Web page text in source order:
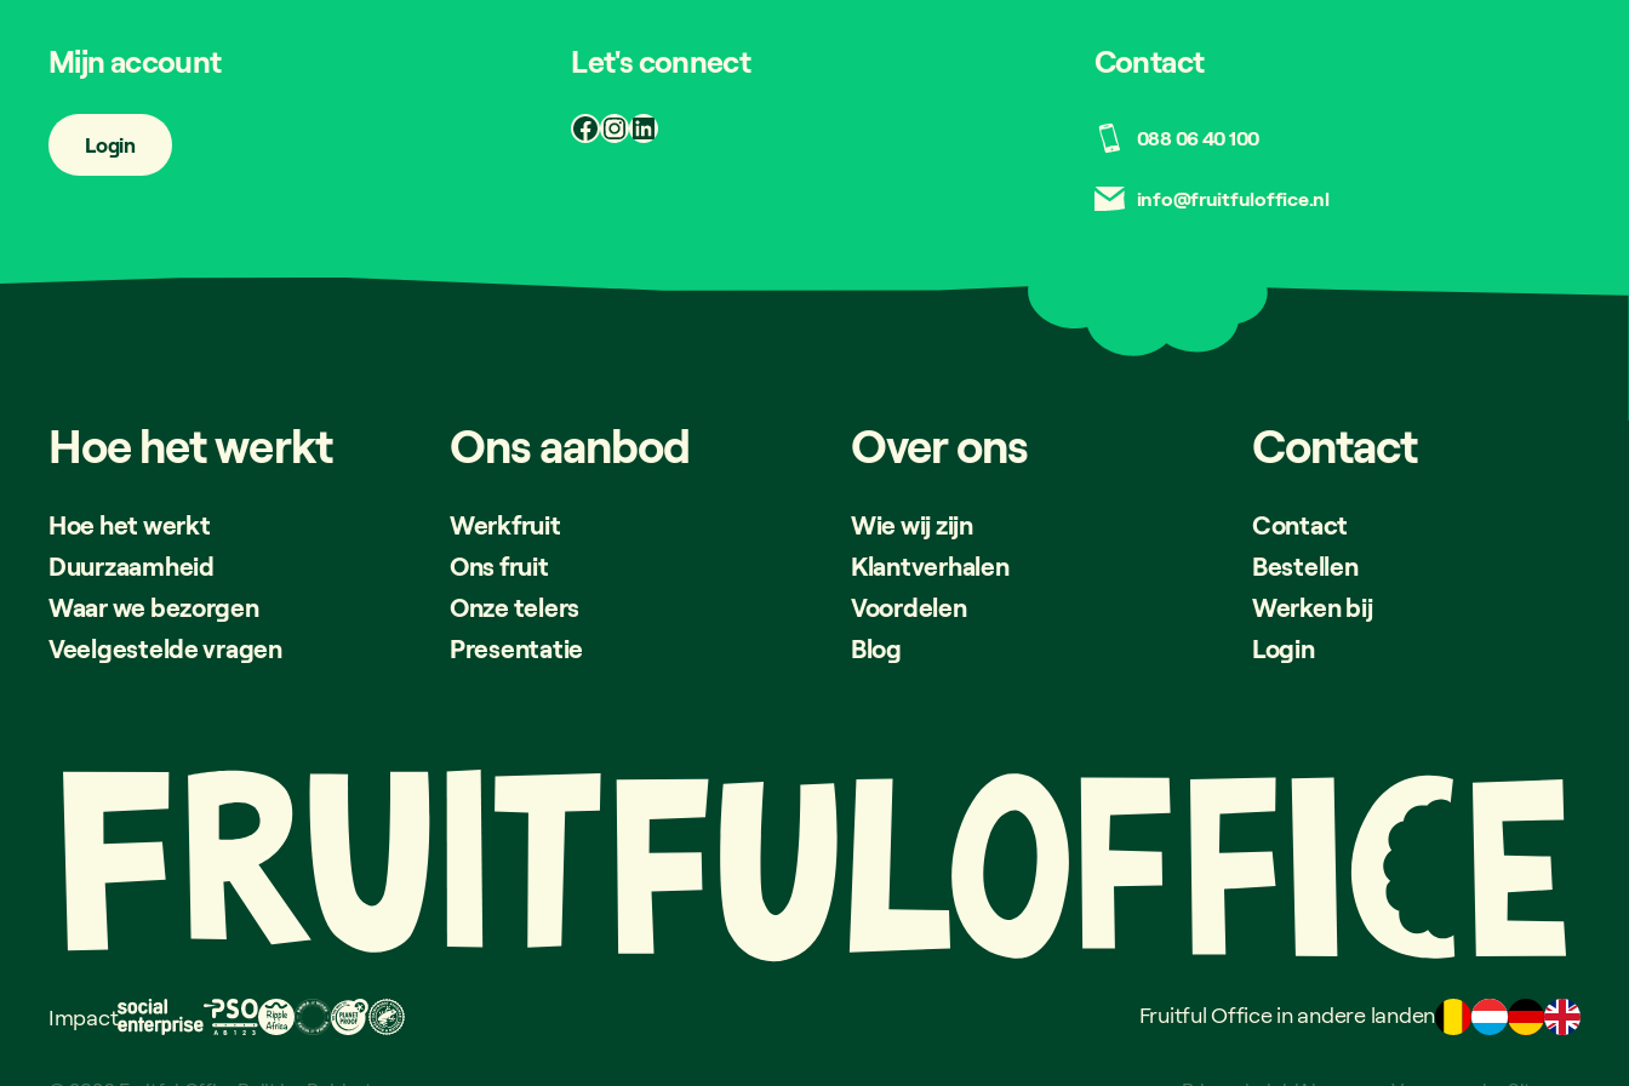
Mijn account
Login
Let's connect
Facebook
Instagram
LinkedIn
Contact
088 06 40 100
info@fruitfuloffice.nl
Hoehetwerkt
Hoe het werkt
Duurzaamheid
Waar we bezorgen
Veelgestelde vragen
Onsaanbod
Werkfruit
Ons fruit
Onze telers
Presentatie
Overons
Wie wij zijn
Klantverhalen
Voordelen
Blog
Contact
Contact
Bestellen
Werken bij
Login
Impact Fruitful Office in andere landen